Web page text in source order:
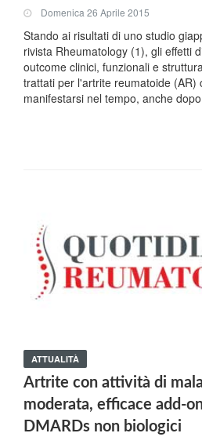
Domenica 26 Aprile 2015
Stando ai risultati di uno studio
rivista Rheumatology (1), gli effetti
outcome clinici, funzionali e
trattati per l'artrite reumatoide (AR)
manifestarsi nel tempo, anche
ATTUALITÀ
Artrite con attività di
moderata, efficace add-
DMARDs non biologici